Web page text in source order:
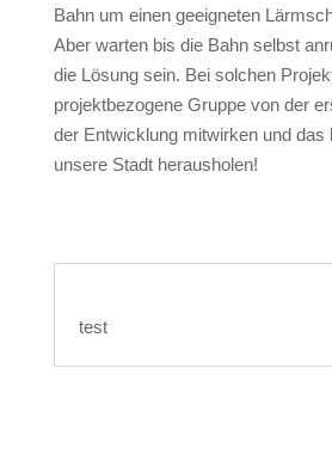
Bahn um einen geeigneten
Aber warten bis die Bahn selbst
die Lösung sein. Bei solchen
projektbezogene Gruppe von der
der Entwicklung mitwirken und das
unsere Stadt herausholen!
test